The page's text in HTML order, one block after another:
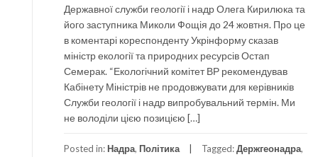
Державної служби геології і надр Олега Кирилюка та
його заступника Миколи Фощія до 24 жовтня. Про це
в коментарі кореспонденту Укрінформу сказав
міністр екології та природних ресурсів Остап
Семерак. “Екологічний комітет ВР рекомендував
Кабінету Міністрів не продовжувати для керівників
Служби геології і надр випробувальний термін. Ми
не володіли цією позицією […]
Posted in: Надра, Політика Tagged:Держгеонадра,